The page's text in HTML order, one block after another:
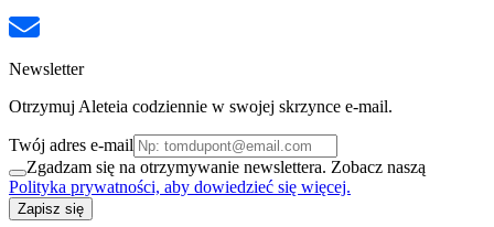
Newsletter
Otrzymuj Aleteia codziennie w swojej skrzynce e-mail.
Twój adres e-mail
Zgadzam się na otrzymywanie newslettera. Zobacz naszą
Polityka prywatności, aby dowiedzieć się więcej.
Zapisz się